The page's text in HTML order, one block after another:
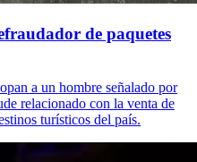
de paquetes
a un hombre señalado por
relacionado con la venta de
turísticos del país.